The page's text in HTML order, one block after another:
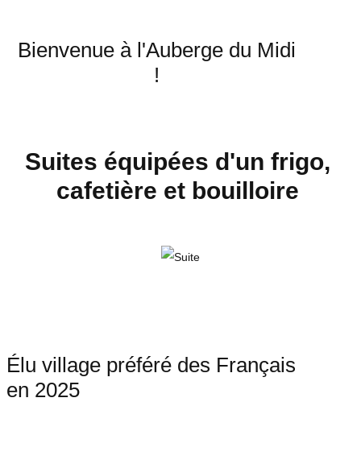
Bienvenue à l'Auberge du Midi
!
Suites équipées d'un frigo,
cafetière et bouilloire
Élu village préféré des Français
en 2025